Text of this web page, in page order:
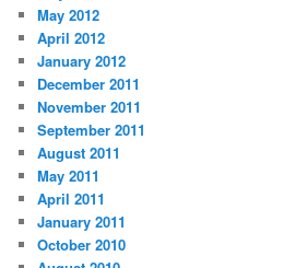
May 2012
April 2012
January 2012
December 2011
November 2011
September 2011
August 2011
May 2011
April 2011
January 2011
October 2010